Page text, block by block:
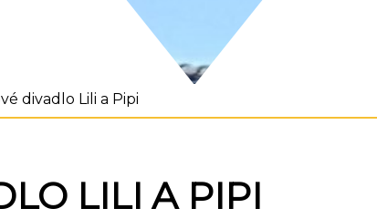
divadlo Lili a Pipi
LILI A PIPI